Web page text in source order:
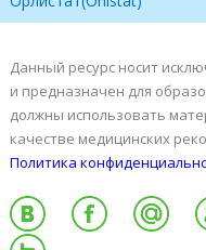
Ксеникал(Xenical) -
Данный ресурс носит
и предназначен для
должны использовать
Политика